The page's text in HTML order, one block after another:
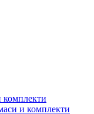
комплекти
и комплекти